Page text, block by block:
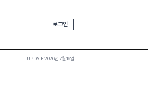
로그인
UPDATE 2026년 7월 16일